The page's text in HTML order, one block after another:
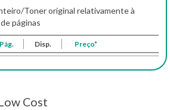
Toner original relativamente à
páginas
Pág. Disp. Preço*
Cost